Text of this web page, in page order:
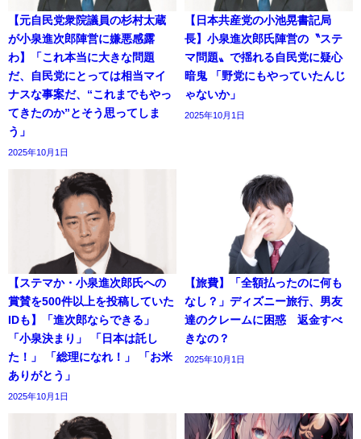
【元自民党衆院議員の杉村太蔵
が小泉進次郎陣営に嫌悪感露
わ】「これ本当に大きな問題
だ、自民党にとっては相当マイ
ナスな事案だ、“これまでもやっ
てきたのか”とそう思ってしま
う」
2025年10月1日
【日本共産党の小池晃書記局
長】小泉進次郎氏陣営の〝ステ
マ問題〟で揺れる自民党に疑心
暗鬼 「野党にもやっていたんじ
ゃないか」
2025年10月1日
【ステマか・小泉進次郎氏への
賞賛を500件以上を投稿していた
IDも】「進次郎ならできる」
「小泉決まり」 「日本は託し
た！」 「総理になれ！」 「お米
ありがとう」
2025年10月1日
【旅費】「全額払ったのに何も
なし？」ディズニー旅行、男友
達のクレームに困惑 返金すべ
きなの？
2025年10月1日